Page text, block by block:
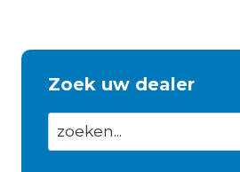
Zoek uw dealer